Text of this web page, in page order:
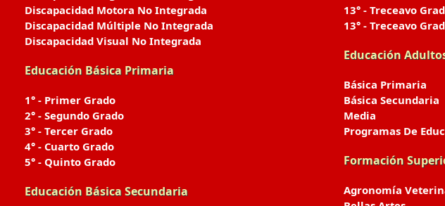
Discapacidad Motora No Integrada
Discapacidad Múltiple No Integrada
Discapacidad Visual No Integrada
Educación Básica Primaria
1° - Primer Grado
2° - Segundo Grado
3° - Tercer Grado
4° - Cuarto Grado
5° - Quinto Grado
Educación Básica Secundaria
13° - Treceavo
13° - Treceavo
Educación
Básica Primaria
Básica Secundaria
Media
Programas De
Formación
Agronomía